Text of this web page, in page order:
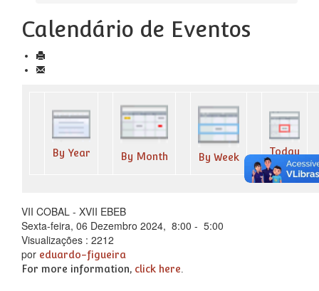
Calendário de Eventos
By Year By Month By Week
Today
VII COBAL - XVII EBEB
Sexta-feira, 06 Dezembro 2024, 8:00 - 5:00
Visualizações : 2212
por eduardo-figueira
For more information, click here.